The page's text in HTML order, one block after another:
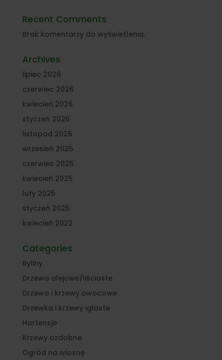
Recent Comments
Brak komentarzy do wyświetlenia.
Archives
lipiec 2026
czerwiec 2026
kwiecień 2026
styczeń 2026
listopad 2025
wrzesień 2025
czerwiec 2025
kwiecień 2025
luty 2025
styczeń 2025
kwiecień 2022
Categories
Byliny
Drzewa alejowe/liściaste
Drzewa i krzewy owocowe
Drzewka i krzewy iglaste
Hortensje
Krzewy ozdobne
Ogród na wiosnę